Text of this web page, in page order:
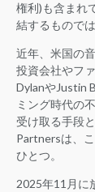
権利)も含まれ
結するものでは
近年、米国の
投資会社やフ
DylanやJustin
ミング時代の
受け取る手段
Partnersは、
ひとつ。
2025年11月に